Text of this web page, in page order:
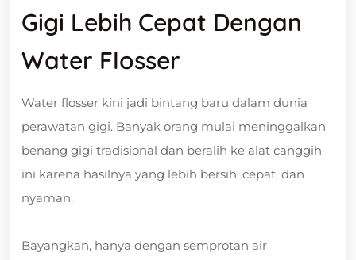
Gigi Lebih Cepat Dengan
Water Flosser
Water flosser kini jadi bintang baru dalam dunia
perawatan gigi. Banyak orang mulai meninggalkan
benang gigi tradisional dan beralih ke alat canggih
ini karena hasilnya yang lebih bersih, cepat, dan
nyaman.
Bayangkan, hanya dengan semprotan air